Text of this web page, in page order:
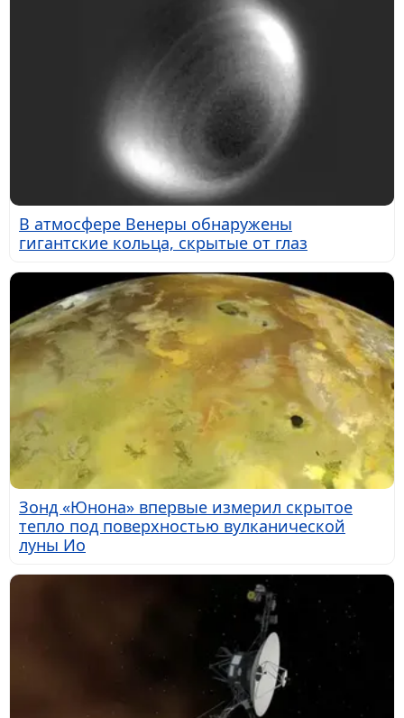
В атмосфере Венеры обнаружены
гигантские кольца, скрытые от глаз
Зонд «Юнона» впервые измерил скрытое
тепло под поверхностью вулканической
луны Ио